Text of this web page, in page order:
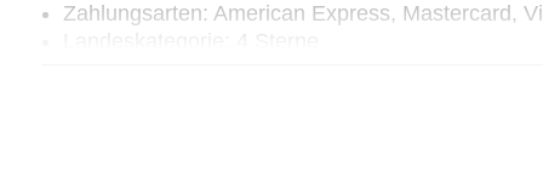
Zahlungsarten: American Express, Mastercard,